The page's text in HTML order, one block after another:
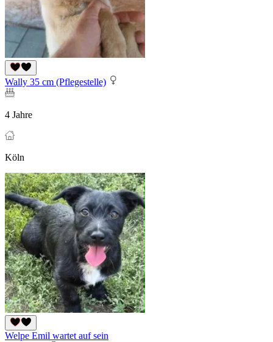
Wally 35 cm (Pflegestelle)
4 Jahre
Köln
Welpe Emil wartet auf sein